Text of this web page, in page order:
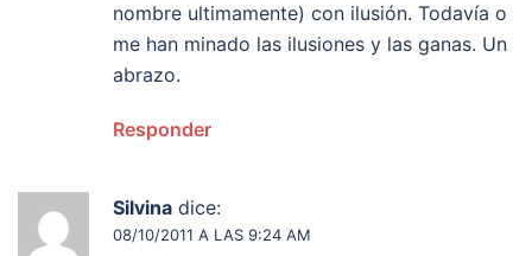
nombre ultimamente) con ilusión. Todavía o
me han minado las ilusiones y las ganas. Un
abrazo.
Responder
Silvina dice:
08/10/2011 A LAS 9:24 AM